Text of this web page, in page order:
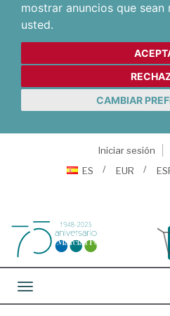
mostrar anuncios que sean
usted.
CAMBIAR
Iniciar sesión
ES
EUR
Toggle navigation